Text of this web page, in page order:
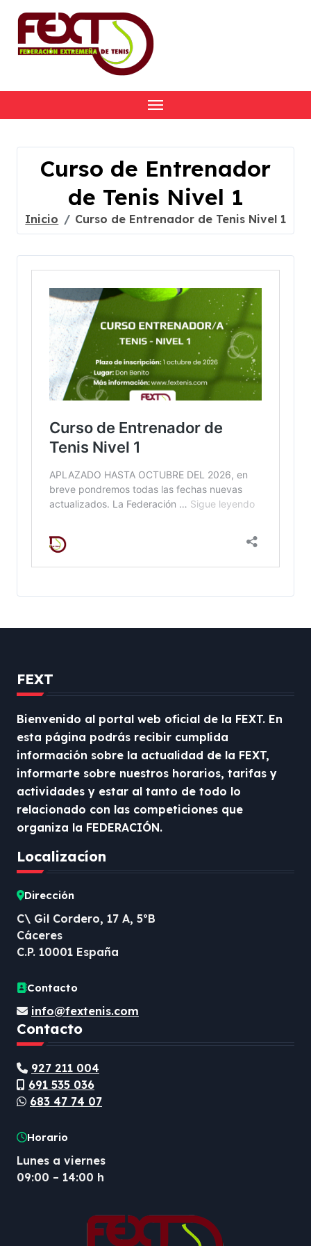
content
Curso de Entrenador
de Tenis Nivel 1
Inicio Curso de Entrenador de Tenis Nivel 1
FEXT
Bienvenido al portal web oficial de la FEXT. En
esta página podrás recibir cumplida
información sobre la actualidad de la FEXT,
informarte sobre nuestros horarios, tarifas y
actividades y estar al tanto de todo lo
relacionado con las competiciones que
organiza la FEDERACIÓN.
Localizacíon
Dirección
C\ Gil Cordero, 17 A, 5ºB
Cáceres
C.P. 10001 España
Contacto
info@fextenis.com
Contacto
927 211 004
691 535 036
683 47 74 07
Horario
Lunes a viernes
09:00 – 14:00 h